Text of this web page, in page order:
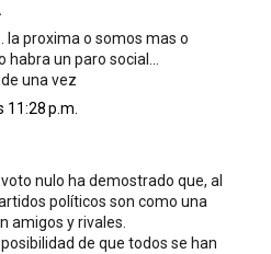
la proxima o somos mas o
un paro social...
una vez
11:28 p.m.
nulo ha demostrado que, al
políticos son como una
amigos y rivales.
de que todos se han